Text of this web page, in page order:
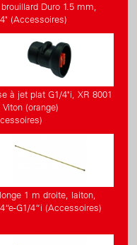
Duro 1.5 mm,
(Accessoires)
à jet plat G1/4"i, XR 8001
Viton (orange)
1 m droite, laiton,
G1/4“i (Accessoires)